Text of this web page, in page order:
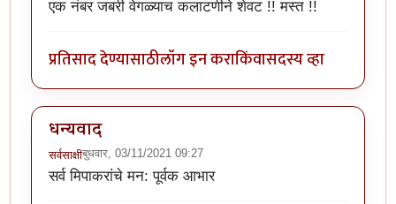
एक नंबर जबरी वेगळ्याच कलाटणीने शेवट !! मस्त !!
प्रतिसाद देण्यासाठीलॉग इन कराकिंवासदस्य व्हा
धन्यवाद
सर्वसाक्षीबुधवार, 03/11/2021 09:27
सर्व मिपाकरांचे मन: पूर्वक आभार